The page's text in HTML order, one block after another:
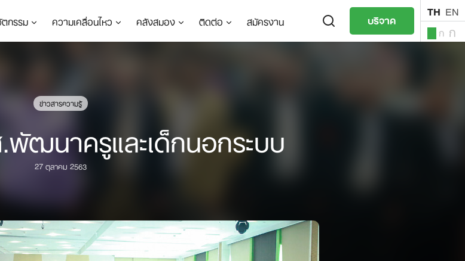
กรรม ความเคลื่อนไหว คลังสมอง ติดต่อ สมัครงาน บริจาค TH EN
ก ก
ข่าวสารความรู้
ฒนาครูและเด็กนอกระบบ
27 ตุลาคม 2563